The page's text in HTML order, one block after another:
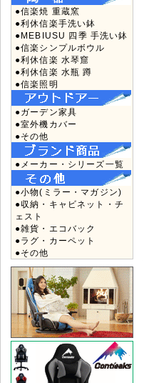
●信楽焼 重蔵窯
●利休信楽手洗い鉢
●MEBIUSU 四季 手洗い鉢
●信楽シンプルボウル
●利休信楽 水琴窟
●利休信楽 水瓶 蹲
●信楽照明
●ガーデン家具
●室外機カバー
●その他
●メーカー・シリーズ一覧
●小物(ミラー・マガジン)
●収納・キャビネット・チ
ェスト
●雑貨・エコバック
●ラグ・カーペット
●その他